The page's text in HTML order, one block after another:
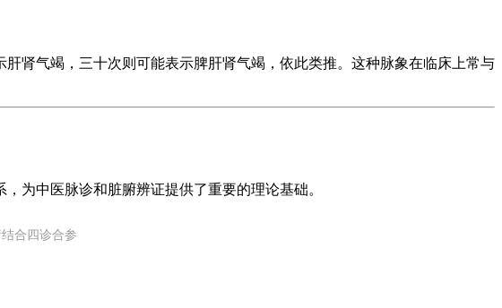
肾气竭，三十次则可能表示脾肝肾气竭，依此类推。这种脉象在临床上常与
为中医脉诊和脏腑辨证提供了重要的理论基础。
合四诊合参